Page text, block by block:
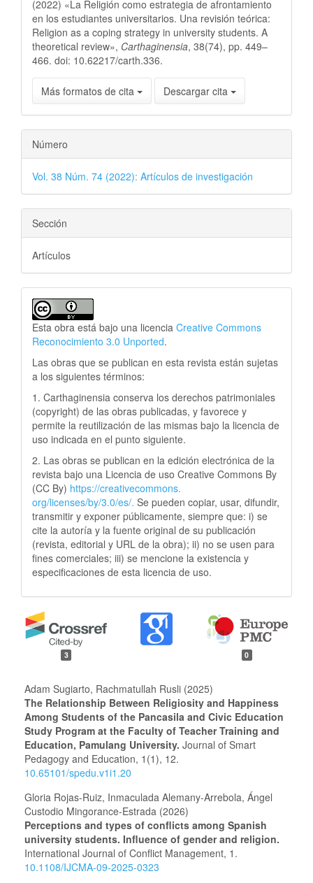
(2022) «La Religión como estrategia de afrontamiento
en los estudiantes universitarios. Una revisión teórica:
Religion as a coping strategy in university students. A
theoretical review», Carthaginensia, 38(74), pp. 449–
466. doi: 10.62217/carth.336.
Más formatos de cita Descargar cita
Número
Vol. 38 Núm. 74 (2022): Artículos de investigación
Sección
Artículos
Esta obra está bajo una licencia Creative Commons
Reconocimiento 3.0 Unported.
Las obras que se publican en esta revista están sujetas
a los siguientes términos:
1. Carthaginensia conserva los derechos patrimoniales
(copyright) de las obras publicadas, y favorece y
permite la reutilización de las mismas bajo la licencia de
uso indicada en el punto siguiente.
2. Las obras se publican en la edición electrónica de la
revista bajo una Licencia de uso Creative Commons By
(CC By) https://creativecommons.
org/licenses/by/3.0/es/. Se pueden copiar, usar, difundir,
transmitir y exponer públicamente, siempre que: i) se
cite la autoría y la fuente original de su publicación
(revista, editorial y URL de la obra); ii) no se usen para
fines comerciales; iii) se mencione la existencia y
especificaciones de esta licencia de uso.
3 0
Adam Sugiarto, Rachmatullah Rusli (2025)
The Relationship Between Religiosity and Happiness
Among Students of the Pancasila and Civic Education
Study Program at the Faculty of Teacher Training and
Education, Pamulang University. Journal of Smart
Pedagogy and Education, 1 (1), 12.
10.65101/spedu.v1i1.20
Gloria Rojas-Ruiz, Inmaculada Alemany-Arrebola, Ángel
Custodio Mingorance-Estrada (2026)
Perceptions and types of conflicts among Spanish
university students. Influence of gender and religion.
International Journal of Conflict Management, 1.
10.1108/IJCMA-09-2025-0323